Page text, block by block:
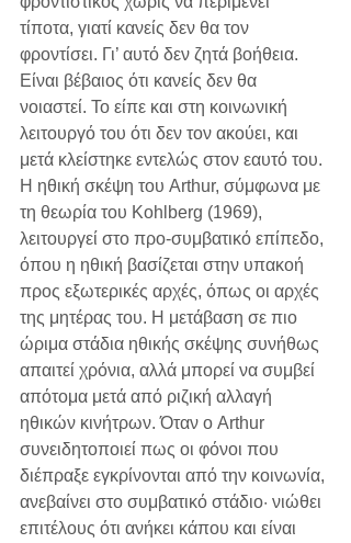
τίποτα, γιατί κανείς δεν θα τον
φροντίσει. Γι’ αυτό δεν ζητά βοήθεια.
Είναι βέβαιος ότι κανείς δεν θα
νοιαστεί. Το είπε και στη κοινωνική
λειτουργό του ότι δεν τον ακούει, και
μετά κλείστηκε εντελώς στον εαυτό του.
Η ηθική σκέψη του Arthur, σύμφωνα με
τη θεωρία του Kohlberg (1969),
λειτουργεί στο προ-συμβατικό επίπεδο,
όπου η ηθική βασίζεται στην υπακοή
προς εξωτερικές αρχές, όπως οι αρχές
της μητέρας του. Η μετάβαση σε πιο
ώριμα στάδια ηθικής σκέψης συνήθως
απαιτεί χρόνια, αλλά μπορεί να συμβεί
απότομα μετά από ριζική αλλαγή
ηθικών κινήτρων. Όταν ο Arthur
συνειδητοποιεί πως οι φόνοι που
διέπραξε εγκρίνονται από την κοινωνία,
ανεβαίνει στο συμβατικό στάδιο· νιώθει
επιτέλους ότι ανήκει κάπου και είναι